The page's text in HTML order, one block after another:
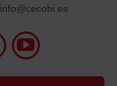
info@cecobi.es